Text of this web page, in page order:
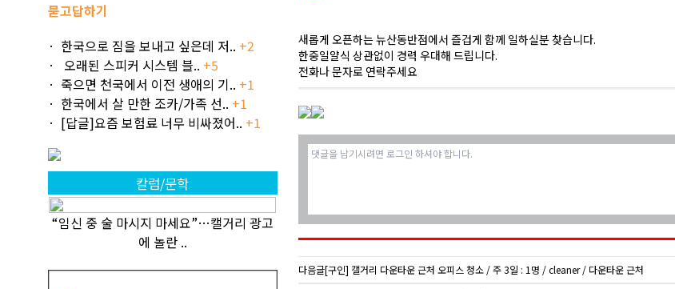
묻고답하기
한국으로 짐을 보내고 싶은데 저.. +2
오래된 스피커 시스템 블.. +5
죽으면 천국에서 이전 생애의 기.. +1
한국에서 살 만한 조카/가족 선.. +1
[답글]요즘 보험료 너무 비싸졌어.. +1
칼럼/문학
“임신 중 술 마시지 마세요”…캘거리 광고
에 놀란 ..
새롭게 오픈하는 뉴산동반점에서 즐겁게 함께 일하실분 찾습니다.
한중일얄식 상관없이 경력 우대해 드립니다.
전화나 문자로 연락주세요
다음글[구인] 캘거리 다운타운 근처 오피스 청소 / 주 3일 : 1명 / cleaner / 다운타운 근처